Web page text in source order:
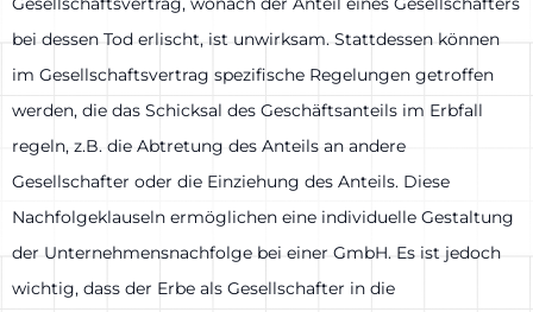
bei dessen Tod erlischt, ist unwirksam. Stattdessen können
im Gesellschaftsvertrag spezifische Regelungen getroffen
werden, die das Schicksal des Geschäftsanteils im Erbfall
regeln, z.B. die Abtretung des Anteils an andere
Gesellschafter oder die Einziehung des Anteils. Diese
Nachfolgeklauseln ermöglichen eine individuelle Gestaltung
der Unternehmensnachfolge bei einer GmbH. Es ist jedoch
wichtig, dass der Erbe als Gesellschafter in die